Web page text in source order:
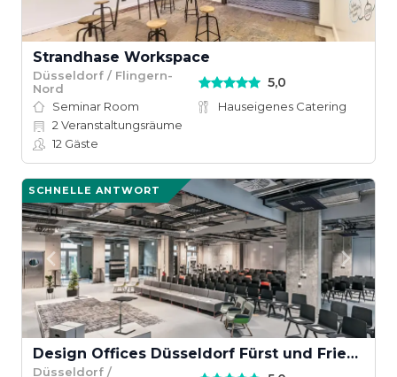
Strandhase Workspace
Düsseldorf / Flingern-
Nord
5,0
Seminar Room
Hauseigenes Catering
2 Veranstaltungsräume
12 Gäste
SCHNELLE ANTWORT
Design Offices Düsseldorf Fürst und Friedrich
Düsseldorf /